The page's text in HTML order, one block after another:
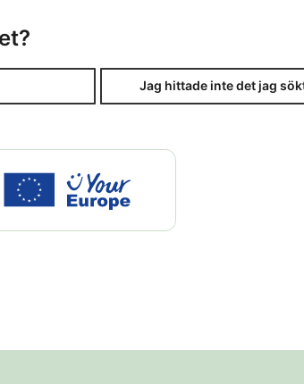
Jag hittade inte det jag